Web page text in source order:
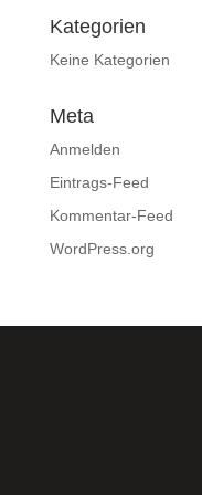
Kategorien
Keine Kategorien
Meta
Anmelden
Eintrags-Feed
Kommentar-Feed
WordPress.org